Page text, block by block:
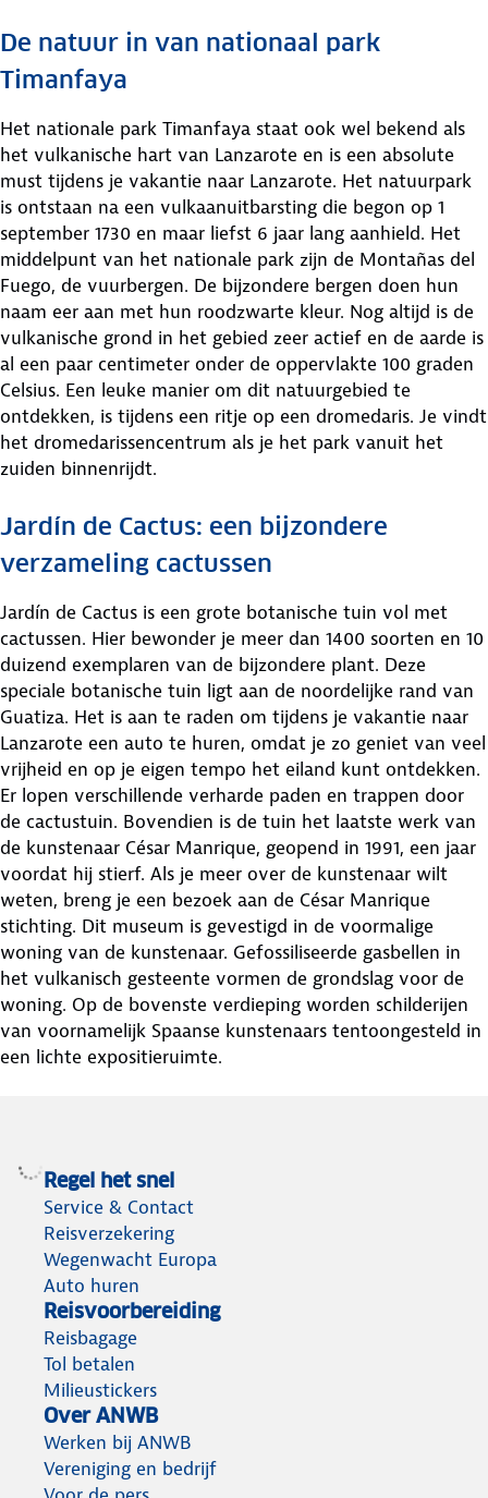
De natuur in van nationaal park
Timanfaya
Het nationale park Timanfaya staat ook wel bekend als
het vulkanische hart van Lanzarote en is een absolute
must tijdens je vakantie naar Lanzarote. Het natuurpark
is ontstaan na een vulkaanuitbarsting die begon op 1
september 1730 en maar liefst 6 jaar lang aanhield. Het
middelpunt van het nationale park zijn de Montañas del
Fuego, de vuurbergen. De bijzondere bergen doen hun
naam eer aan met hun roodzwarte kleur. Nog altijd is de
vulkanische grond in het gebied zeer actief en de aarde is
al een paar centimeter onder de oppervlakte 100 graden
Celsius. Een leuke manier om dit natuurgebied te
ontdekken, is tijdens een ritje op een dromedaris. Je vindt
het dromedarissencentrum als je het park vanuit het
zuiden binnenrijdt.
Jardín de Cactus: een bijzondere
verzameling cactussen
Jardín de Cactus is een grote botanische tuin vol met
cactussen. Hier bewonder je meer dan 1400 soorten en 10
duizend exemplaren van de bijzondere plant. Deze
speciale botanische tuin ligt aan de noordelijke rand van
Guatiza. Het is aan te raden om tijdens je vakantie naar
Lanzarote een auto te huren, omdat je zo geniet van veel
vrijheid en op je eigen tempo het eiland kunt ontdekken.
Er lopen verschillende verharde paden en trappen door
de cactustuin. Bovendien is de tuin het laatste werk van
de kunstenaar César Manrique, geopend in 1991, een jaar
voordat hij stierf. Als je meer over de kunstenaar wilt
weten, breng je een bezoek aan de César Manrique
stichting. Dit museum is gevestigd in de voormalige
woning van de kunstenaar. Gefossiliseerde gasbellen in
het vulkanisch gesteente vormen de grondslag voor de
woning. Op de bovenste verdieping worden schilderijen
van voornamelijk Spaanse kunstenaars tentoongesteld in
een lichte expositieruimte.
Regel het snel
Service & Contact
Reisverzekering
Wegenwacht Europa
Auto huren
Reisvoorbereiding
Reisbagage
Tol betalen
Milieustickers
Over ANWB
Werken bij ANWB
Vereniging en bedrijf